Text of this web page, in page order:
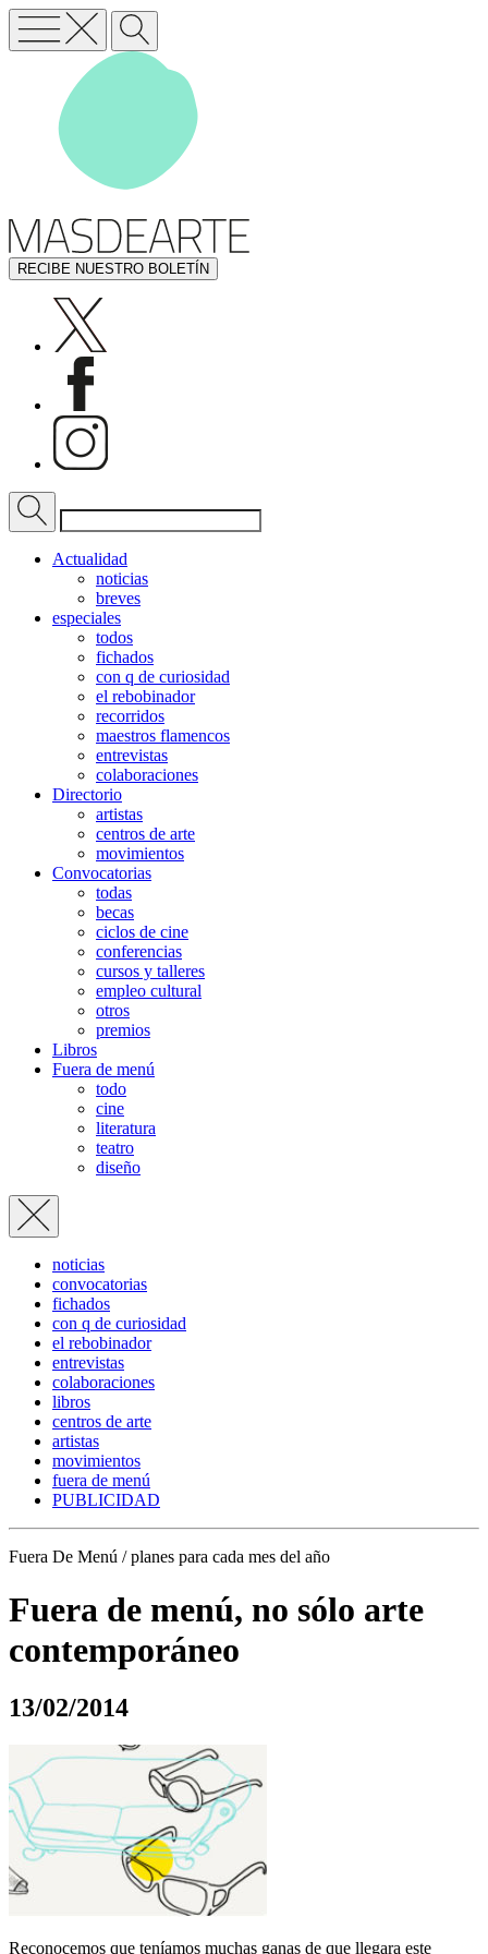
RECIBE NUESTRO BOLETÍN
Actualidad
noticias
breves
especiales
todos
fichados
con q de curiosidad
el rebobinador
recorridos
maestros flamencos
entrevistas
colaboraciones
Directorio
artistas
centros de arte
movimientos
Convocatorias
todas
becas
ciclos de cine
conferencias
cursos y talleres
empleo cultural
otros
premios
Libros
Fuera de menú
todo
cine
literatura
teatro
diseño
noticias
convocatorias
fichados
con q de curiosidad
el rebobinador
entrevistas
colaboraciones
libros
centros de arte
artistas
movimientos
fuera de menú
PUBLICIDAD
Fuera De Menú / planes para cada mes del año
Fuera de menú, no sólo arte
contemporáneo
13/02/2014
Reconocemos que teníamos muchas ganas de que llegara este